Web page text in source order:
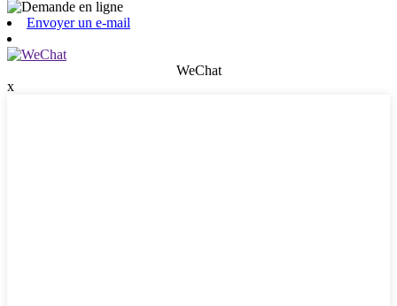
Envoyer un e-mail
WeChat
x